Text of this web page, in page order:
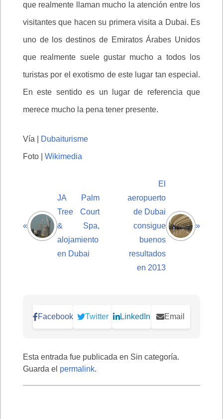
que realmente llaman mucho la atención entre los
visitantes que hacen su primera visita a Dubai. Es
uno de los destinos de Emiratos Árabes Unidos
que realmente suele gustar mucho a todos los
turistas por el exotismo de este lugar tan especial.
En este sentido es un lugar de referencia que
merece mucho la pena tener presente.
Vía | Dubaiturisme
Foto | Wikimedia
«
JA Palm
Tree Court
& Spa,
alojamiento
en Dubai
El
aeropuerto
de Dubai
consigue
buenos
resultados
en 2013
»
Facebook Twitter LinkedIn Email
Esta entrada fue publicada en Sin categoría.
Guarda el permalink.